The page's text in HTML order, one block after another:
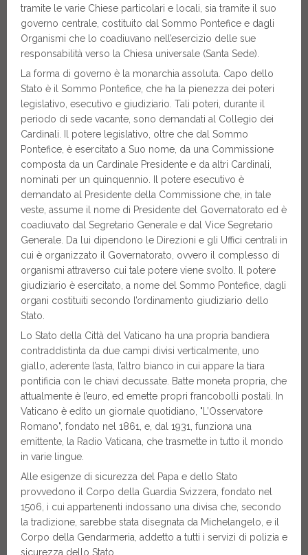
tramite le varie Chiese particolari e locali, sia tramite il suo
governo centrale, costituito dal Sommo Pontefice e dagli
Organismi che lo coadiuvano nell’esercizio delle sue
responsabilità verso la Chiesa universale (Santa Sede).
La forma di governo è la monarchia assoluta. Capo dello
Stato è il Sommo Pontefice, che ha la pienezza dei poteri
legislativo, esecutivo e giudiziario. Tali poteri, durante il
periodo di sede vacante, sono demandati al Collegio dei
Cardinali. Il potere legislativo, oltre che dal Sommo
Pontefice, è esercitato a Suo nome, da una Commissione
composta da un Cardinale Presidente e da altri Cardinali,
nominati per un quinquennio. Il potere esecutivo è
demandato al Presidente della Commissione che, in tale
veste, assume il nome di Presidente del Governatorato ed è
coadiuvato dal Segretario Generale e dal Vice Segretario
Generale. Da lui dipendono le Direzioni e gli Uffici centrali in
cui è organizzato il Governatorato, ovvero il complesso di
organismi attraverso cui tale potere viene svolto. Il potere
giudiziario è esercitato, a nome del Sommo Pontefice, dagli
organi costituiti secondo l’ordinamento giudiziario dello
Stato.
Lo Stato della Città del Vaticano ha una propria bandiera
contraddistinta da due campi divisi verticalmente, uno
giallo, aderente l’asta, l’altro bianco in cui appare la tiara
pontificia con le chiavi decussate. Batte moneta propria, che
attualmente è l’euro, ed emette propri francobolli postali. In
Vaticano è edito un giornale quotidiano, "L’Osservatore
Romano", fondato nel 1861, e, dal 1931, funziona una
emittente, la Radio Vaticana, che trasmette in tutto il mondo
in varie lingue.
Alle esigenze di sicurezza del Papa e dello Stato
provvedono il Corpo della Guardia Svizzera, fondato nel
1506, i cui appartenenti indossano una divisa che, secondo
la tradizione, sarebbe stata disegnata da Michelangelo, e il
Corpo della Gendarmeria, addetto a tutti i servizi di polizia e
sicurezza dello Stato.